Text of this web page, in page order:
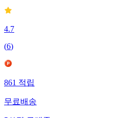
4.7
(6)
861 적립
무료배송